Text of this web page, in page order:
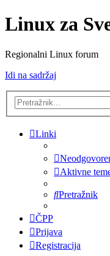
Linux za
Regionalni Linux forum
Idi na sadržaj
Linki
Aktivne
Pretražnik
ČPP
Prijava
Registracija